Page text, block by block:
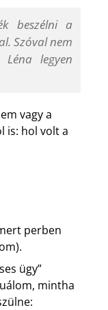
beszélni a
Szóval nem
legyen
vagy a
is: hol volt a
perben
ügy”
mintha